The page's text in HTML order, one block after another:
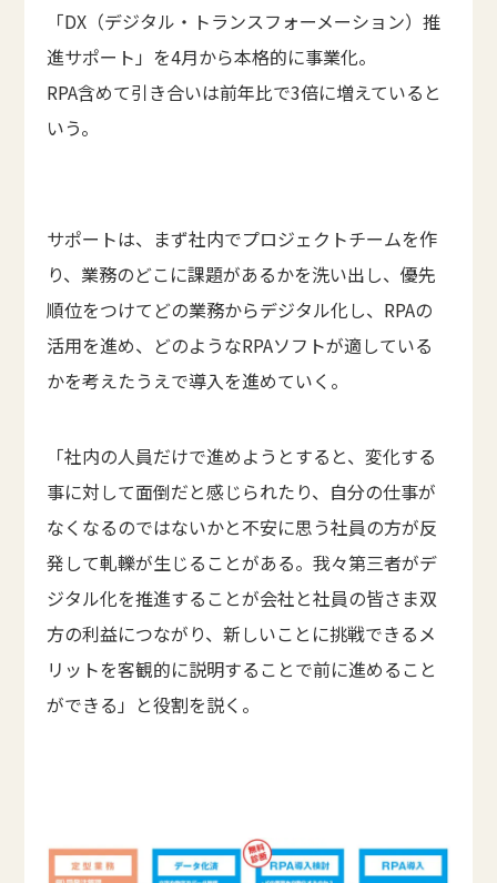
「DX（デジタル・トランスフォーメーション）推
進サポート」を4月から本格的に事業化。
RPA含めて引き合いは前年比で3倍に増えていると
いう。
サポートは、まず社内でプロジェクトチームを作
り、業務のどこに課題があるかを洗い出し、優先
順位をつけてどの業務からデジタル化し、RPAの
活用を進め、どのようなRPAソフトが適している
かを考えたうえで導入を進めていく。
「社内の人員だけで進めようとすると、変化する
事に対して面倒だと感じられたり、自分の仕事が
なくなるのではないかと不安に思う社員の方が反
発して軋轢が生じることがある。我々第三者がデ
ジタル化を推進することが会社と社員の皆さま双
方の利益につながり、新しいことに挑戦できるメ
リットを客観的に説明することで前に進めること
ができる」と役割を説く。